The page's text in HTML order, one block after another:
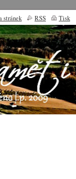
stránek RSS Tisk